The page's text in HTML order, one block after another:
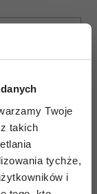
Twoje
takich
tychże,
i